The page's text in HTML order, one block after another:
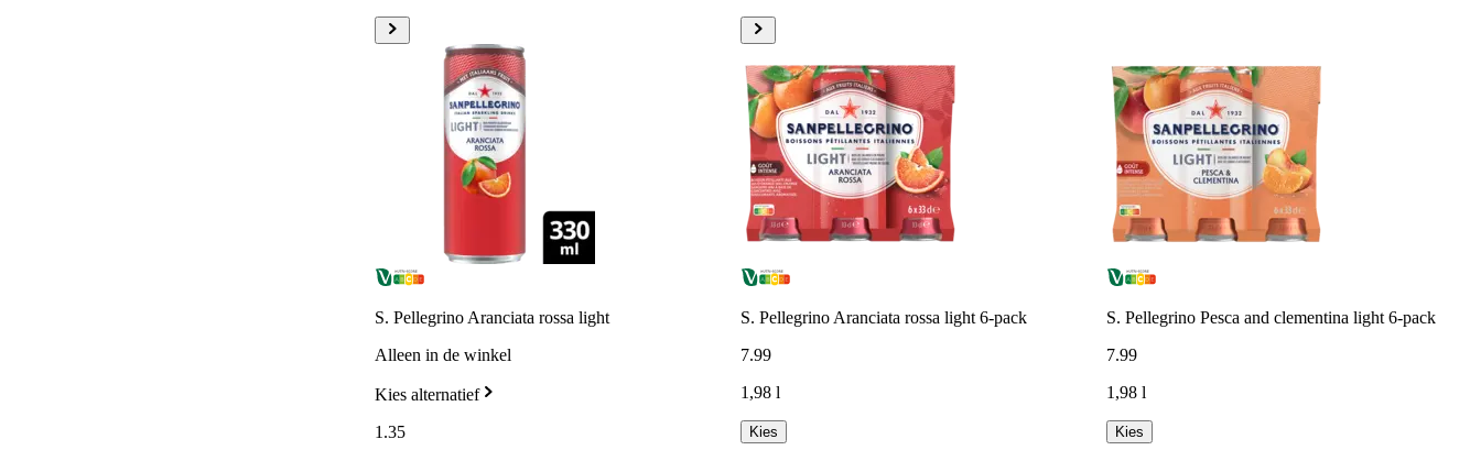
S. Pellegrino Aranciata rossa light
Alleen in de winkel
Kies alternatief
1.35
S. Pellegrino Aranciata rossa light 6-pack
7.99
1,98 l
Kies
S. Pellegrino Pesca and clementina light 6-pack
7.99
1,98 l
Kies